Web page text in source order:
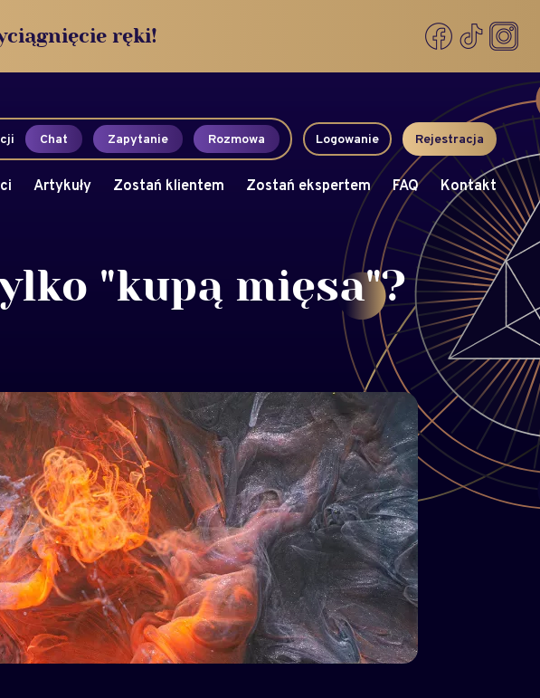
ręki!
Chat Zapytanie Rozmowa Logowanie Rejestracja
Artykuły Zostań klientem Zostań ekspertem FAQ Kontakt
"kupą mięsa"?